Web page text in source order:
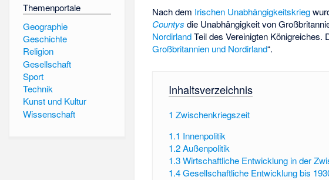
Themenportale
Geographie
Geschichte
Religion
Gesellschaft
Sport
Technik
Kunst und Kultur
Wissenschaft
Nach dem Irischen Unabhängigkeitskrieg
Countys die Unabhängigkeit von
NordirlandTeil des Vereinigten Königreiches.
Großbritannien und Nordirland“.
Inhaltsverzeichnis
1 Zwischenkriegszeit
1.1 Innenpolitik
1.2Außenpolitik
1.3Wirtschaftliche Entwicklung in der
1.4Gesellschaftliche Entwicklung bis